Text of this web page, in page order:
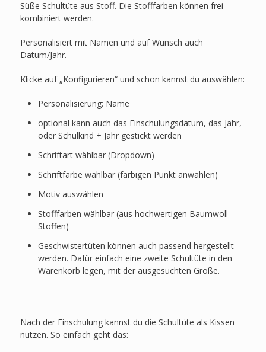
Süße Schultüte aus Stoff. Die Stofffarben können frei
kombiniert werden.
Personalisiert mit Namen und auf Wunsch auch
Datum/Jahr.
Klicke auf „Konfigurieren“ und schon kannst du auswählen:
Personalisierung: Name
optional kann auch das Einschulungsdatum, das Jahr,
oder Schulkind + Jahr gestickt werden
Schriftart wählbar (Dropdown)
Schriftfarbe wählbar (farbigen Punkt anwählen)
Motiv auswählen
Stofffarben wählbar (aus hochwertigen Baumwoll-
Stoffen)
Geschwistertüten können auch passend hergestellt
werden. Dafür einfach eine zweite Schultüte in den
Warenkorb legen, mit der ausgesuchten Größe.
Nach der Einschulung kannst du die Schultüte als Kissen
nutzen. So einfach geht das: